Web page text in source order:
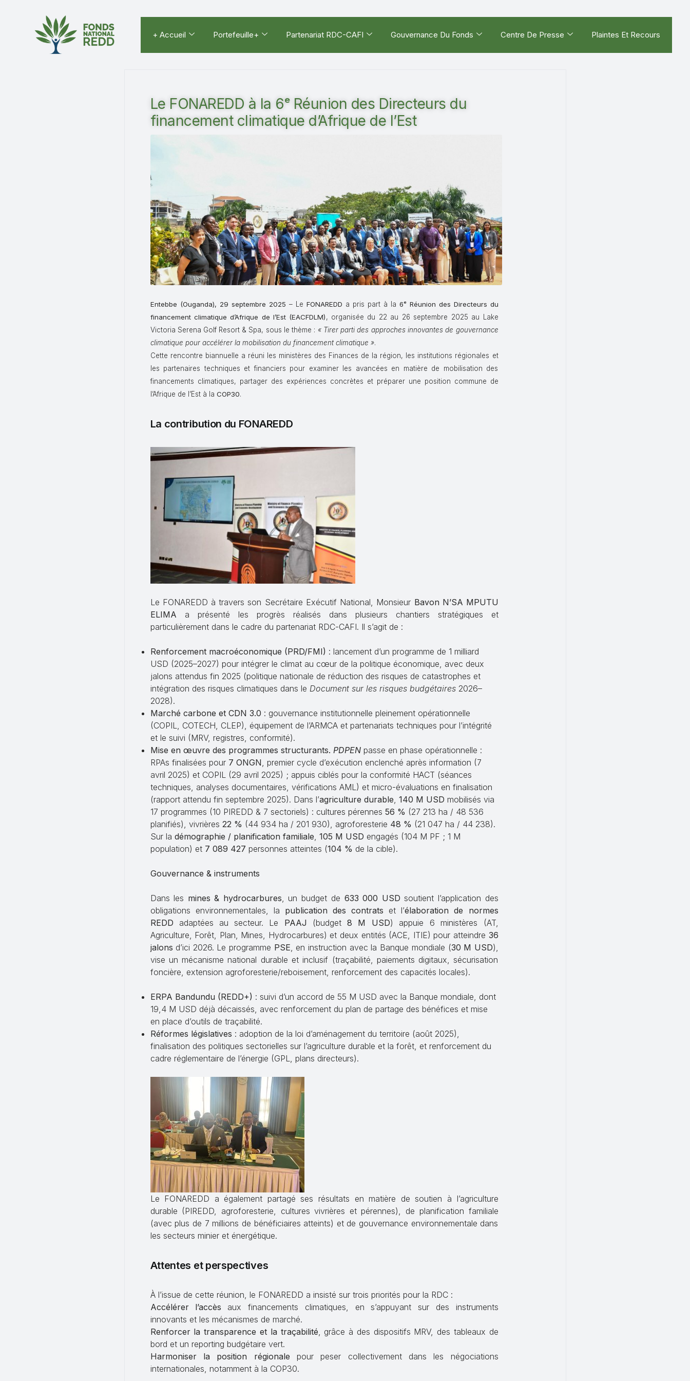
+ Accueil Portefeuille+ Partenariat RDC-CAFI Gouvernance Du Fonds Centre De Presse Plaintes Et Recours
Le FONAREDD à la 6ᵉ Réunion des Directeurs du
financement climatique d’Afrique de l’Est
Entebbe (Ouganda), 29 septembre 2025 – Le FONAREDD a pris part à la 6ᵉ Réunion des Directeurs du
financement climatique d’Afrique de l’Est (EACFDLM), organisée du 22 au 26 septembre 2025 au Lake
Victoria Serena Golf Resort & Spa, sous le thème : « Tirer parti des approches innovantes de gouvernance
climatique pour accélérer la mobilisation du financement climatique ».
Cette rencontre biannuelle a réuni les ministères des Finances de la région, les institutions régionales et
les partenaires techniques et financiers pour examiner les avancées en matière de mobilisation des
financements climatiques, partager des expériences concrètes et préparer une position commune de
l’Afrique de l’Est à la COP30.
La contribution du FONAREDD
Le FONAREDD à travers son Secrétaire Exécutif National, Monsieur Bavon N’SA MPUTU
ELIMA a présenté les progrès réalisés dans plusieurs chantiers stratégiques et
particulièrement dans le cadre du partenariat RDC-CAFI. Il s’agit de :
Renforcement macroéconomique (PRD/FMI) : lancement d’un programme de 1 milliard
USD (2025–2027) pour intégrer le climat au cœur de la politique économique, avec deux
jalons attendus fin 2025 (politique nationale de réduction des risques de catastrophes et
intégration des risques climatiques dans le Document sur les risques budgétaires2026–
2028).
Marché carbone et CDN 3.0 : gouvernance institutionnelle pleinement opérationnelle
(COPIL, COTECH, CLEP), équipement de l’ARMCA et partenariats techniques pour l’intégrité
et le suivi (MRV, registres, conformité).
Mise en œuvre des programmes structurants. PDPEN passe en phase opérationnelle :
RPAs finalisées pour 7 ONGN, premier cycle d’exécution enclenché après information (7
avril 2025) et COPIL (29 avril 2025) ; appuis ciblés pour la conformité HACT (séances
techniques, analyses documentaires, vérifications AML) et micro-évaluations en finalisation
(rapport attendu fin septembre 2025). Dans l’agriculture durable, 140 M USD mobilisés via
17 programmes (10 PIREDD & 7 sectoriels) : cultures pérennes 56 % (27 213 ha / 48 536
planifiés), vivrières 22 % (44 934 ha / 201 930), agroforesterie 48 % (21 047 ha / 44 238).
Sur la démographie / planification familiale, 105 M USD engagés (104 M PF ; 1 M
population) et 7 089 427 personnes atteintes (104 % de la cible).
Gouvernance & instruments
Dans les mines & hydrocarbures, un budget de 633 000 USD soutient l’application des
obligations environnementales, la publication des contrats et l’élaboration de normes
REDD adaptées au secteur. Le PAAJ (budget 8 M USD) appuie 6 ministères (AT,
Agriculture, Forêt, Plan, Mines, Hydrocarbures) et deux entités (ACE, ITIE) pour atteindre 36
jalons d’ici 2026. Le programme PSE, en instruction avec la Banque mondiale (30 M USD),
vise un mécanisme national durable et inclusif (traçabilité, paiements digitaux, sécurisation
foncière, extension agroforesterie/reboisement, renforcement des capacités locales).
ERPA Bandundu (REDD+) : suivi d’un accord de 55 M USD avec la Banque mondiale, dont
19,4 M USD déjà décaissés, avec renforcement du plan de partage des bénéfices et mise
en place d’outils de traçabilité.
Réformes législatives : adoption de la loi d’aménagement du territoire (août 2025),
finalisation des politiques sectorielles sur l’agriculture durable et la forêt, et renforcement du
cadre réglementaire de l’énergie (GPL, plans directeurs).
Le FONAREDD a également partagé ses résultats en matière de soutien à l’agriculture
durable (PIREDD, agroforesterie, cultures vivrières et pérennes), de planification familiale
(avec plus de 7 millions de bénéficiaires atteints) et de gouvernance environnementale dans
les secteurs minier et énergétique.
Attentes et perspectives
À l’issue de cette réunion, le FONAREDD a insisté sur trois priorités pour la RDC :
Accélérer l’accès aux financements climatiques, en s’appuyant sur des instruments
innovants et les mécanismes de marché.
Renforcer la transparence et la traçabilité, grâce à des dispositifs MRV, des tableaux de
bord et un reporting budgétaire vert.
Harmoniser la position régionale pour peser collectivement dans les négociations
internationales, notamment à la COP30.